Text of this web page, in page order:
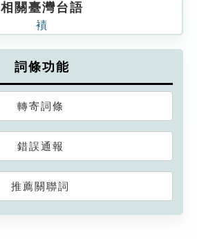
相關臺灣台語
襀
詞條功能
轉寄詞條
錯誤通報
推薦關聯詞